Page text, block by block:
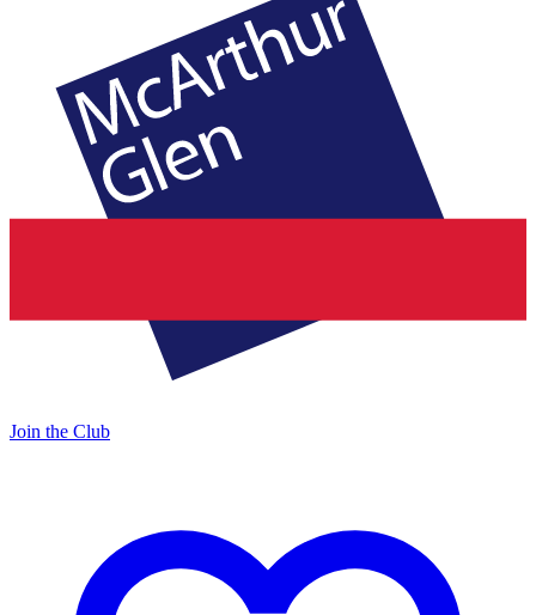
Join the Club